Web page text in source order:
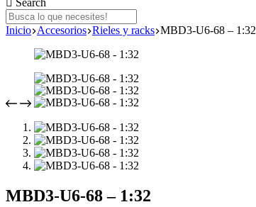
Search
Inicio Accesorios Rieles y racks MBD3-U6-68 – 1:32
MBD3-U6-68 – 1:32